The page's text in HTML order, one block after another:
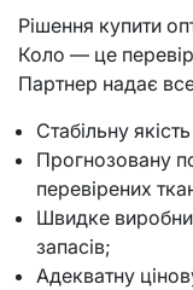
Рішення купити
Коло — це
Партнер надає
Стабільну
Прогнозовану
перевірених
Швидке
запасів;
Адекватну